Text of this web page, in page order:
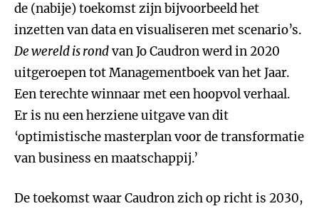
de (nabije) toekomst zijn bijvoorbeeld het
inzetten van data en visualiseren met scenario’s.
De wereld is rondvan Jo Caudron werd in 2020
uitgeroepen tot Managementboek van het Jaar.
Een terechte winnaar met een hoopvol verhaal.
Er is nu een herziene uitgave van dit
‘optimistische masterplan voor de transformatie
van business en maatschappij.’
De toekomst waar Caudron zich op richt is 2030,